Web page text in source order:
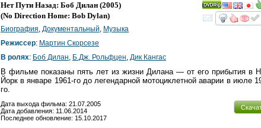
Нет Пути Назад: Боб Дилан (2005)
(No Direction Home: Bob Dylan)
Биография, Документальный, Музыка
Режиссер: Мартин Скорсезе
В ролях: Боб Дилан, Б.Дж. Рольфцен, Дик Кангас
В фильме показаны пять лет из жизни Дилана — от его прибытия в
Йорк в январе 1961-го до легендарной мотоциклетной аварии в июле
го.
Дата выхода фильма: 21.07.2005
Дата добавления: 11.06.2014
Последнее обновление: 15.10.2017